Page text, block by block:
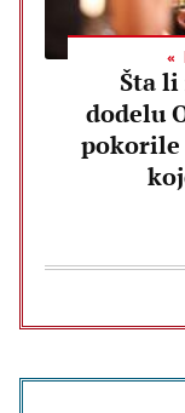
Šta li
dodelu
pokorile